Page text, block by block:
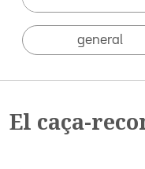
general
El caça-